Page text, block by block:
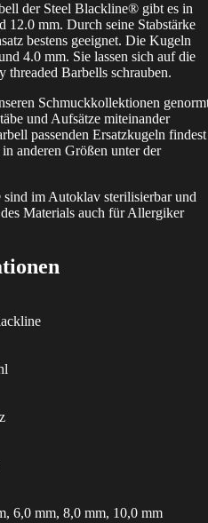
der Steel Blackline® gibt es in
12.0 mm. Durch seine Stabstärke
bestens geeignet. Die Kugeln
4.0 mm. Sie lassen sich auf die
threaded Barbells schrauben.
Schmuckkollektionen
und Aufsätze miteinander
passenden Ersatzkugeln findest
anderen Größen unter der
im Autoklav sterilisierbar und
Materials auch für Allergiker
6,0 mm, 8,0 mm, 10,0 mm